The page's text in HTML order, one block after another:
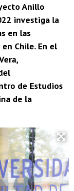
Anillo
investiga la
en las
Chile. En el
de Estudios
de la